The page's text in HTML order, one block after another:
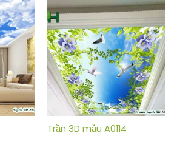
Trần 3D mẫu A0114